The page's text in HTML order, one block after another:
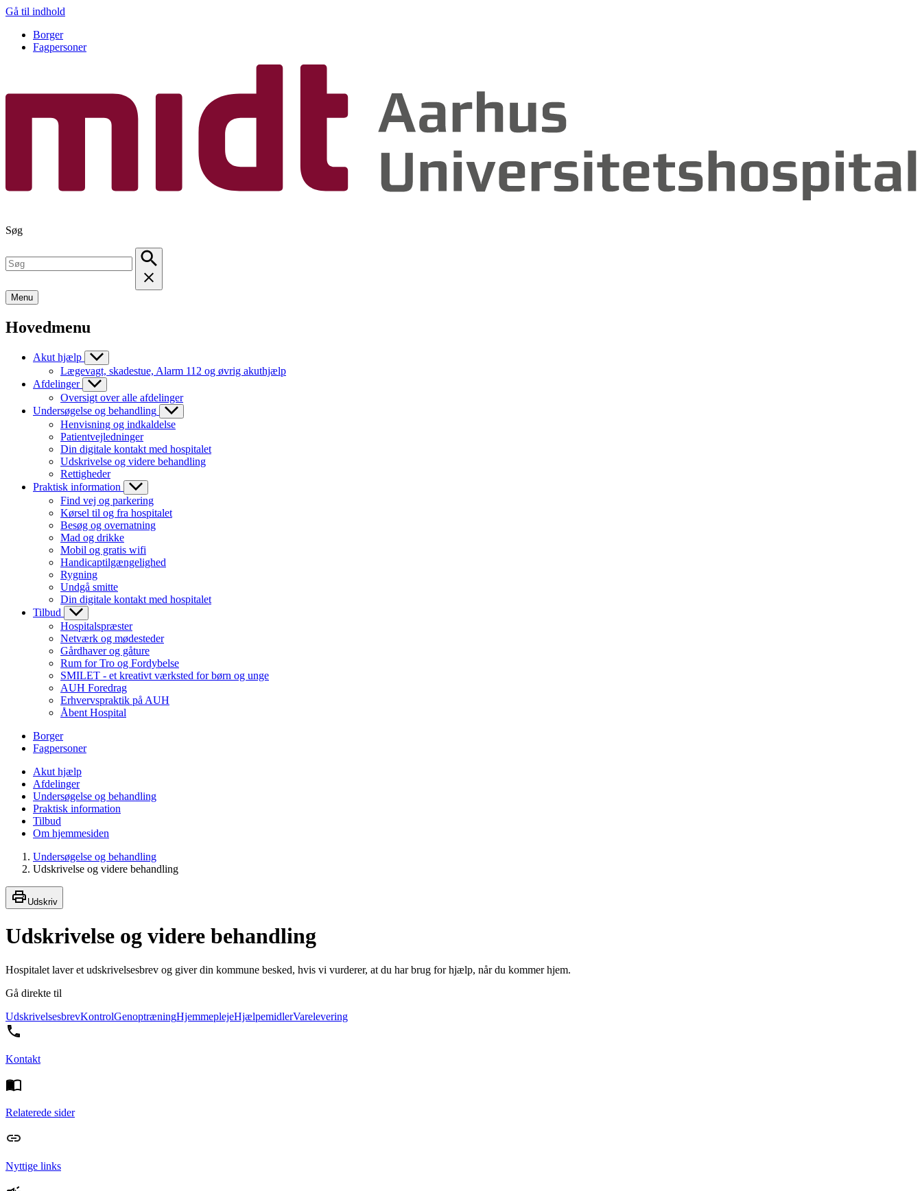
Gå til indhold
Borger
Fagpersoner
Søg
Menu
Hovedmenu
Akut hjælp
Lægevagt, skadestue, Alarm 112 og øvrig akuthjælp
Afdelinger
Oversigt over alle afdelinger
Undersøgelse og behandling
Henvisning og indkaldelse
Patientvejledninger
Din digitale kontakt med hospitalet
Udskrivelse og videre behandling
Rettigheder
Praktisk information
Find vej og parkering
Kørsel til og fra hospitalet
Besøg og overnatning
Mad og drikke
Mobil og gratis wifi
Handicaptilgængelighed
Rygning
Undgå smitte
Din digitale kontakt med hospitalet
Tilbud
Hospitalspræster
Netværk og mødesteder
Gårdhaver og gåture
Rum for Tro og Fordybelse
SMILET - et kreativt værksted for børn og unge
AUH Foredrag
Erhvervspraktik på AUH
Åbent Hospital
Borger
Fagpersoner
Akut hjælp
Afdelinger
Undersøgelse og behandling
Praktisk information
Tilbud
Om hjemmesiden
Undersøgelse og behandling
Udskrivelse og videre behandling
Udskriv
Udskrivelse og videre behandling
Hospitalet laver et udskrivelsesbrev og giver din kommune besked, hvis vi vurderer, at du har brug for hjælp, når du kommer hjem.
Gå direkte til
UdskrivelsesbrevKontrolGenoptræningHjemmeplejeHjælpemidlerVarelevering
Kontakt
Relaterede sider
Nyttige links